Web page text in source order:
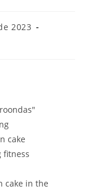
2023
cake
fitness
cake in the